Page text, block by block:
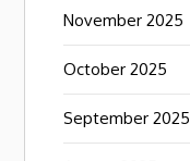
November 2025
October 2025
September 2025